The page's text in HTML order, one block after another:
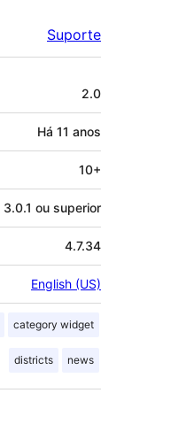
Suporte
2.0
Há 11 anos
10+
3.0.1 ou superior
4.7.34
English (US)
category widget
districts news